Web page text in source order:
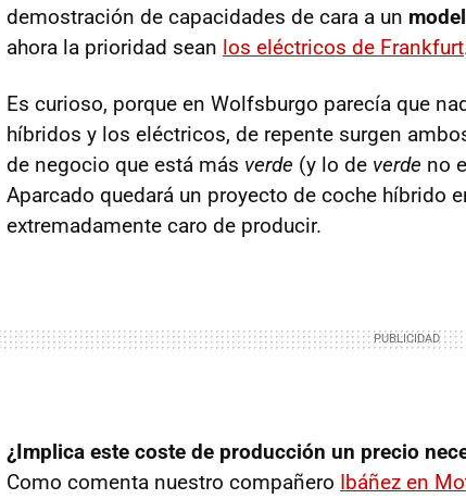
demostración de capacidades de cara a un
ahora la prioridad sean los eléctricos de Frankfurt
Es curioso, porque en Wolfsburgo parecía que
híbridos y los eléctricos, de repente surgen
de negocio que está más verde (y lo de verde no
Aparcado quedará un proyecto de coche híbrido
extremadamente caro de producir.
¿Implica este coste de producción un precio
Como comenta nuestro compañero Ibáñez en